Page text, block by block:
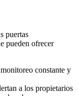
puertas
pueden ofrecer
constante y
a los propietarios